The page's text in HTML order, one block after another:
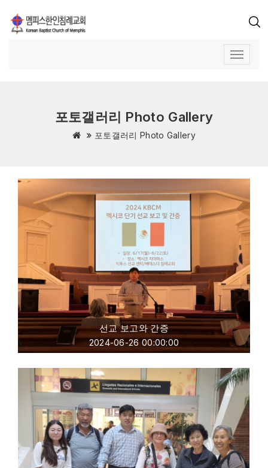
포토갤러리 Photo Gallery
포토갤러리 Photo Gallery
선교 보고와 간증
2024-06-26 00:00:00